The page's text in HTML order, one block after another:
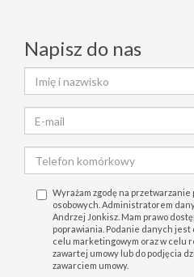
Napisz do nas
Wyrażam zgodę na
osobowych. Administratorem
Andrzej Jonkisz. Mam prawo
poprawiania. Podanie danych
celu marketingowym oraz w celu
zawartej umowy lub do podjęcia
zawarciem umowy.